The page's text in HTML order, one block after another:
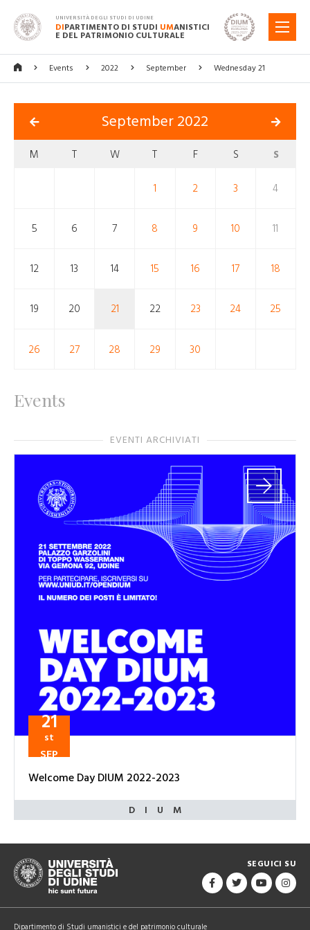
UNIVERSITÀ DEGLI STUDI DI UDINE
DIPARTIMENTO DI STUDI UMANISTICI
E DEL PATRIMONIO CULTURALE
MENU
Events 2022 September Wednesday 21
September 2022
M T W T F S S
1 2 3 4
5 6 7 8 9 10 11
12 13 14 15 16 17 18
19 20 21 22 23 24 25
26 27 28 29 30
Events
EVENTI ARCHIVIATI
21
st
SEP
Welcome Day DIUM 2022-2023
SEGUICI SU
Dipartimento di Studi umanistici e del patrimonio culturale